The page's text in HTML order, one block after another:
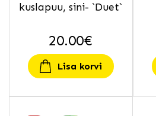
kuslapuu, sini- `Duet`
20.00€
Lisa korvi